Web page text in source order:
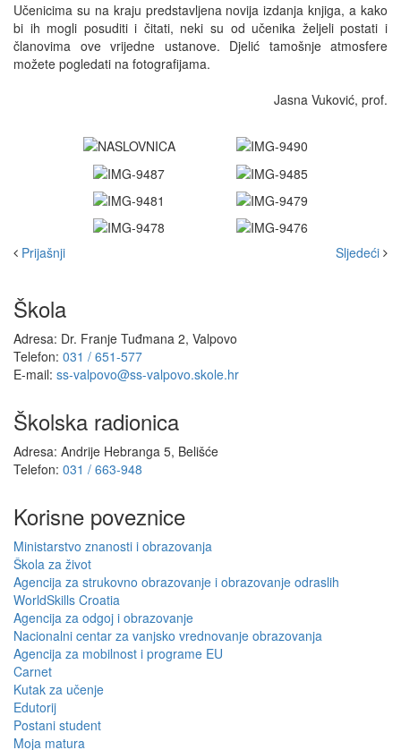
Učenicima su na kraju predstavljena novija izdanja knjiga, a kako
bi ih mogli posuditi i čitati, neki su od učenika željeli postati i
članovima ove vrijedne ustanove. Djelić tamošnje atmosfere
možete pogledati na fotografijama.
Jasna Vuković, prof.
Prijašnji Sljedeći
Škola
Adresa: Dr. Franje Tuđmana 2, Valpovo
Telefon: 031 / 651-577
E-mail: ss-valpovo@ss-valpovo.skole.hr
Školska radionica
Adresa: Andrije Hebranga 5, Belišće
Telefon: 031 / 663-948
Korisne poveznice
Ministarstvo znanosti i obrazovanja
Škola za život
Agencija za strukovno obrazovanje i obrazovanje odraslih
WorldSkills Croatia
Agencija za odgoj i obrazovanje
Nacionalni centar za vanjsko vrednovanje obrazovanja
Agencija za mobilnost i programe EU
Carnet
Kutak za učenje
Edutorij
Postani student
Moja matura